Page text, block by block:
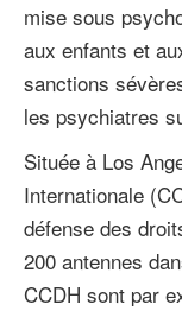
mise sous
aux enfants et
sanctions
les psychiatres
Située à Los
Internationale
défense des
200 antennes
CCDH sont par